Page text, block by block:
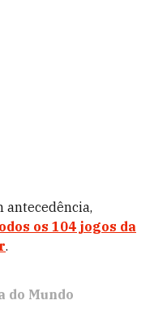
antecedência,
os 104 jogos da
.
do Mundo